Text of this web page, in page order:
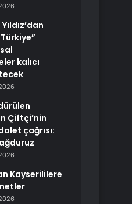
kalıcı
Çiftçi’nin
çağrısı:
Kayserililere